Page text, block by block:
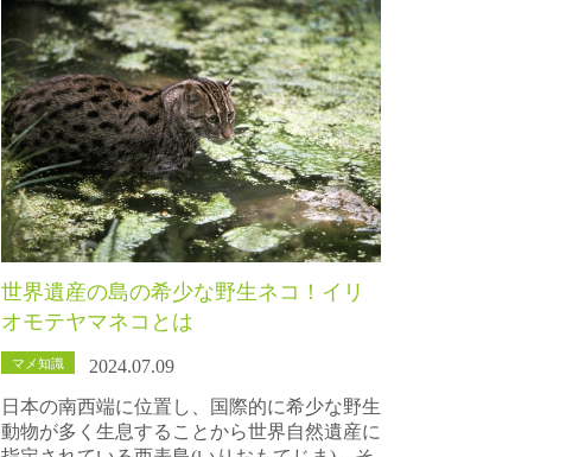
世界遺産の島の希少な野生ネコ！イリ
オモテヤマネコとは
マメ知識
2024.07.09
日本の南西端に位置し、国際的に希少な野生
動物が多く生息することから世界自然遺産に